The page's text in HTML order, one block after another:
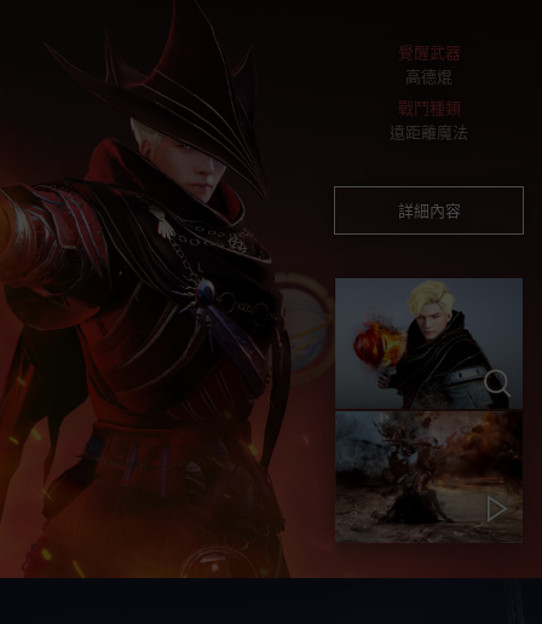
覺醒武器
高德焜
戰鬥種類
遠距離魔法
詳細內容